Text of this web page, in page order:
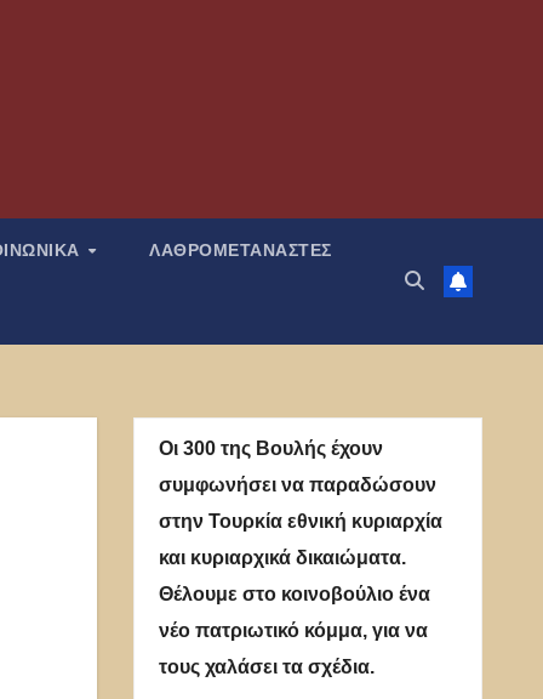
ΛΑΘΡΟΜΕΤΑΝΑΣΤΕΣ
Οι 300 της Βουλής έχουν
συμφωνήσει να παραδώσουν
στην Τουρκία εθνική κυριαρχία
και κυριαρχικά δικαιώματα.
Θέλουμε στο κοινοβούλιο ένα
νέο πατριωτικό κόμμα, για να
τους χαλάσει τα σχέδια.